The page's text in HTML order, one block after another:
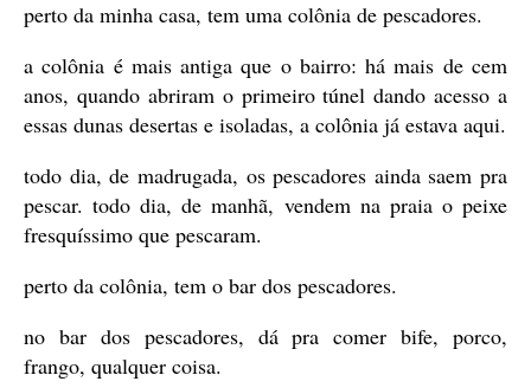
perto da minha casa, tem uma colônia de pescadores.
a colônia é mais antiga que o bairro: há mais de cem
anos, quando abriram o primeiro túnel dando acesso a
essas dunas desertas e isoladas, a colônia já estava aqui.
todo dia, de madrugada, os pescadores ainda saem pra
pescar. todo dia, de manhã, vendem na praia o peixe
fresquíssimo que pescaram.
perto da colônia, tem o bar dos pescadores.
no bar dos pescadores, dá pra comer bife, porco,
frango, qualquer coisa.